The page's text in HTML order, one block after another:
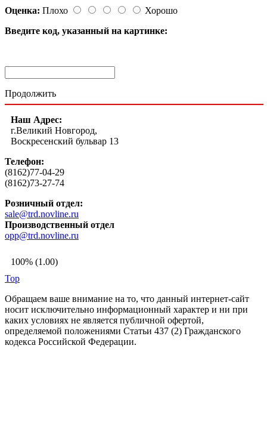
Оценка: Плохо
Хорошо
Введите код, указанный на картинке:
Продолжить
Наш Адрес:
г.Великий Новгород,
Воскресенский бульвар 13
Телефон:
(8162)77-04-29
(8162)73-27-74
Розничный отдел:
sale@trd.novline.ru
Производственный отдел
opp@trd.novline.ru
100% (1.00)
Top
Обращаем ваше внимание на то, что данный интернет-сайт
носит исключительно информационный характер и ни при
каких условиях не является публичной офертой,
определяемой положениями Статьи 437 (2) Гражданского
кодекса Российской Федерации.